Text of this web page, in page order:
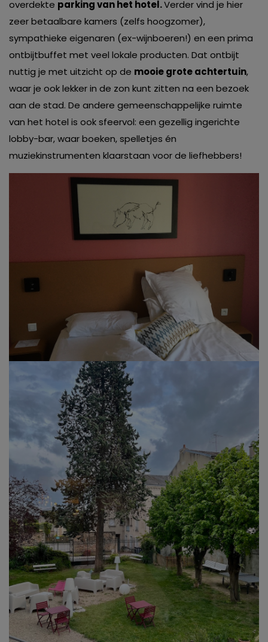
overdekte parking van het hotel.Verder vind je hier
zeer betaalbare kamers (zelfs hoogzomer),
sympathieke eigenaren (ex-wijnboeren!) en een prima
ontbijtbuffet met veel lokale producten. Dat ontbijt
nuttig je met uitzicht op de mooie grote achtertuin,
waar je ook lekker in de zon kunt zitten na een bezoek
aan de stad. De andere gemeenschappelijke ruimte
van het hotel is ook sfeervol: een gezellig ingerichte
lobby-bar, waar boeken, spelletjes én
muziekinstrumenten klaarstaan voor de liefhebbers!